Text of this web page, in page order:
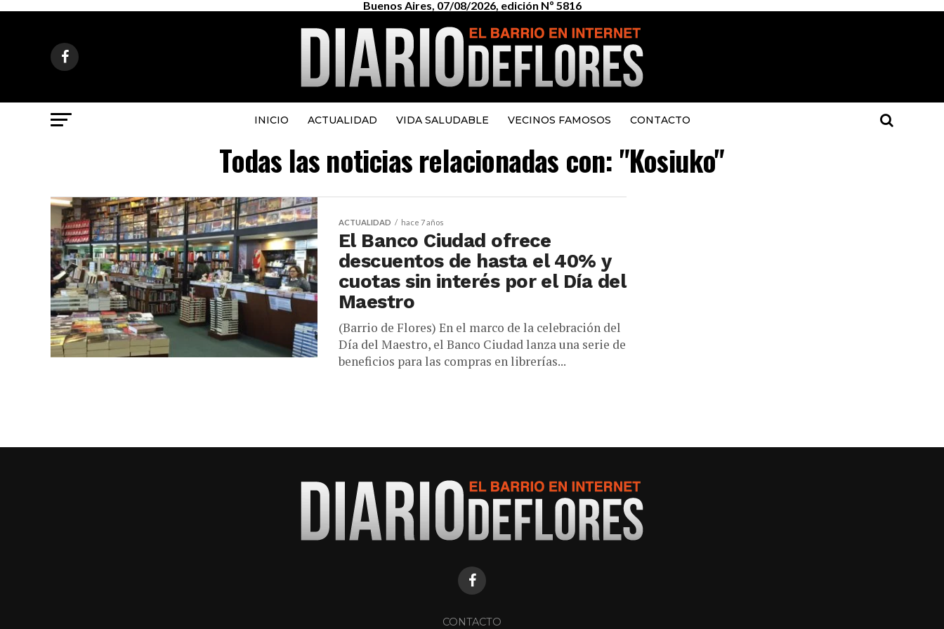
Buenos Aires, 07/08/2026, edición Nº 5816
INICIO ACTUALIDAD VIDA SALUDABLE VECINOS FAMOSOS CONTACTO
Todas las noticias relacionadas con: "Kosiuko"
ACTUALIDAD hace 7 años
El Banco Ciudad ofrece
descuentos de hasta el 40% y
cuotas sin interés por el Día del
Maestro
(Barrio de Flores) En el marco de la celebración del
Día del Maestro, el Banco Ciudad lanza una serie de
beneficios para las compras en librerías...
CONTACTO